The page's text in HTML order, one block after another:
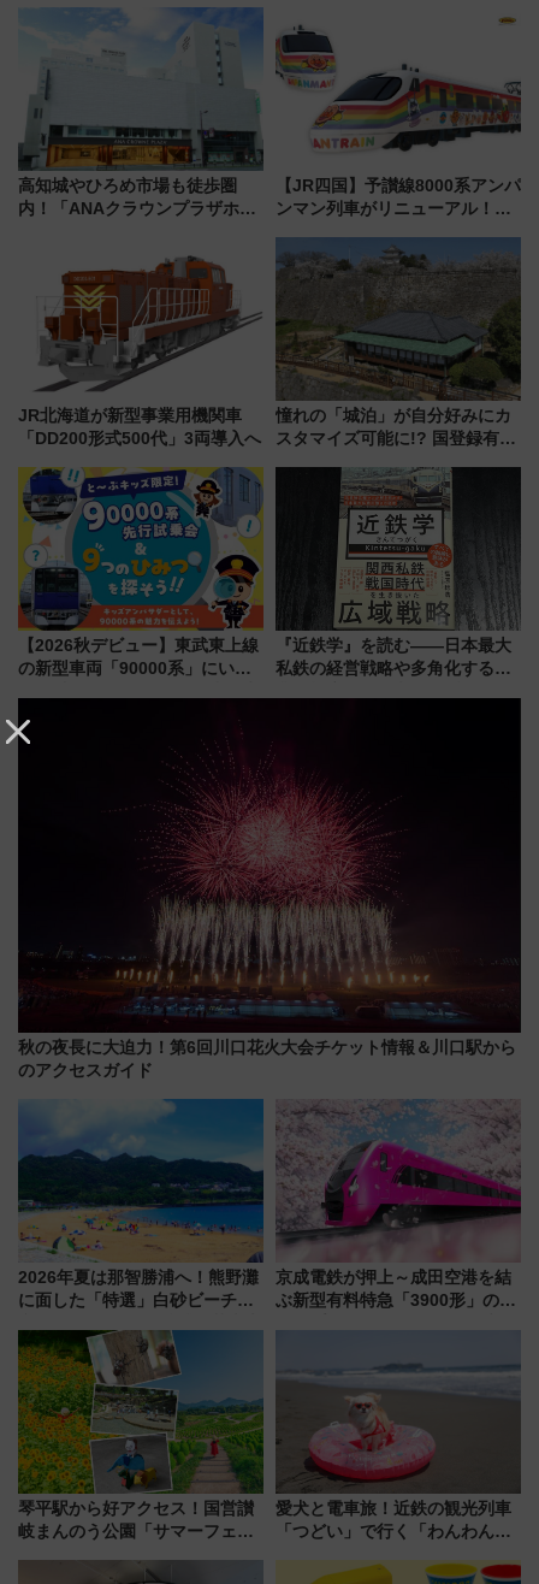
注目スポット
278回目の舞台は「三岐鉄道北
勢線」
高知城やひろめ市場も徒歩圏
内！「ANAクラウンプラザホテ
【JR四国】予讃線8000系アンパ
ンマン列車がリニューアル！内
今年12月
JR北海道が新型事業用機関車
「DD200形式500代」3両導入へ
憧れの「城泊」が自分好みにカ
スタマイズ可能に!? 国登録有形
にオーダーメイド型の宿泊プラ
ンが誕生！
【2026秋デビュー】東武東上線
の新型車両「90000系」にいち
サダーになろう
『近鉄学』を読む――日本最大
私鉄の経営戦略や多角化する事
秋の夜長に大迫力！第6回川口花火大会チケット情報＆川口駅から
のアクセスガイド
2026年夏は那智勝浦へ！熊野灘
に面した「特選」白砂ビーチは
会」は8月11日開催！
京成電鉄が押上～成田空港を結
ぶ新型有料特急「3900形」のコ
琴平駅から好アクセス！国営讃
岐まんのう公園「サマーフェス
ブトムシに楽しいがいっぱい
愛犬と電車旅！近鉄の観光列車
「つどい」で行く「わんわん列
める日帰りツアー